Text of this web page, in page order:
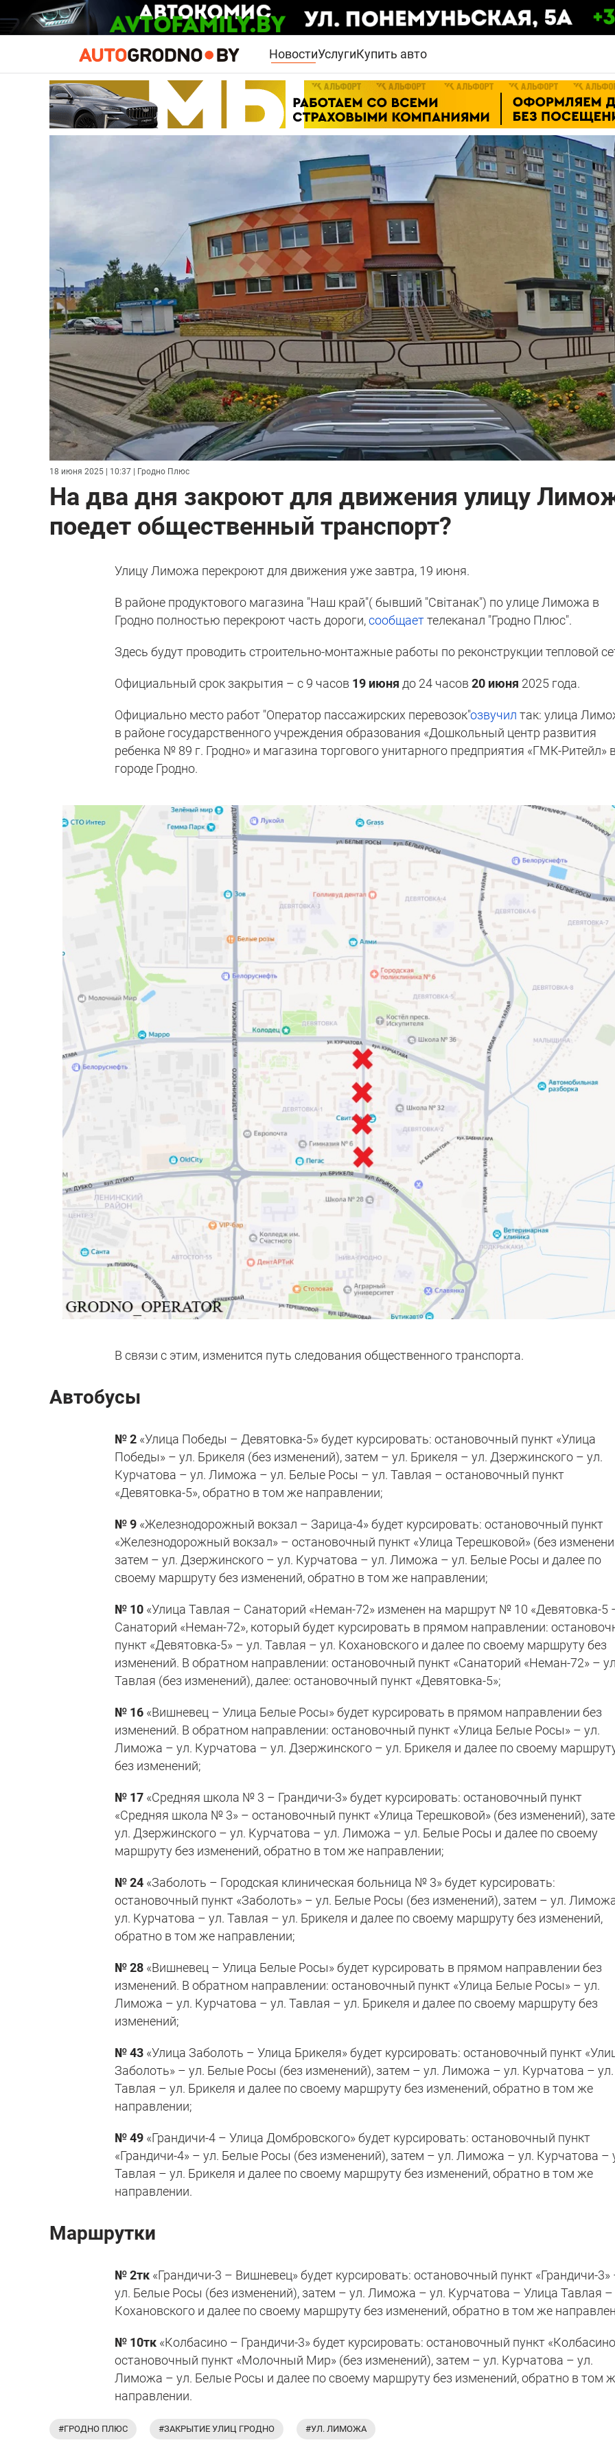
НовостиУслугиКупить авто
18 июня 2025 | 10:37 | Гродно Плюс
На два дня закроют для движения улицу
поедет общественный транспорт?
Улицу Лиможа перекроют для движения уже завтра, 19 июня.
В районе продуктового магазина "Наш край"( бывший "Свiтанак") по улице Лиможа в
Гродно полностью перекроют часть дороги,сообщаеттелеканал "Гродно Плюс".
Здесь будут проводить строительно-монтажные работы по реконструкции тепловой
Официальный срок закрытия – с 9 часов 19 июня до 24 часов20 июня 2025 года.
Официально место работ "Оператор пассажирских перевозок"озвучил так: улица
в районе государственного учреждения образования «Дошкольный центр развития
ребенка № 89 г. Гродно» и магазина торгового унитарного предприятия «ГМК-Ритейл» в
городе Гродно.
В связи с этим, изменится путь следования общественного транспорта.
Автобусы
№ 2 «Улица Победы – Девятовка-5» будет курсировать: остановочный пункт «Улица
Победы» – ул. Брикеля (без изменений), затем – ул. Брикеля – ул. Дзержинского – ул.
Курчатова – ул. Лиможа – ул. Белые Росы – ул. Тавлая – остановочный пункт
«Девятовка-5», обратно в том же направлении;
№ 9 «Железнодорожный вокзал – Зарица-4» будет курсировать: остановочный пункт
«Железнодорожный вокзал» – остановочный пункт «Улица Терешковой» (без
затем – ул. Дзержинского – ул. Курчатова – ул. Лиможа – ул. Белые Росы и далее по
своему маршруту без изменений, обратно в том же направлении;
№ 10 «Улица Тавлая – Санаторий «Неман-72» изменен на маршрут № 10 «Девятовка-5
Санаторий «Неман-72», который будет курсировать в прямом направлении:
пункт «Девятовка-5» – ул. Тавлая – ул. Кохановского и далее по своему маршруту без
изменений. В обратном направлении: остановочный пункт «Санаторий «Неман-72» –
Тавлая (без изменений), далее: остановочный пункт «Девятовка-5»;
№ 16 «Вишневец – Улица Белые Росы» будет курсировать в прямом направлении без
изменений. В обратном направлении: остановочный пункт «Улица Белые Росы» – ул.
Лиможа – ул. Курчатова – ул. Дзержинского – ул. Брикеля и далее по своему
без изменений;
№ 17 «Средняя школа № 3 – Грандичи-3» будет курсировать: остановочный пункт
«Средняя школа № 3» – остановочный пункт «Улица Терешковой» (без изменений),
ул. Дзержинского – ул. Курчатова – ул. Лиможа – ул. Белые Росы и далее по своему
маршруту без изменений, обратно в том же направлении;
№ 24 «Заболоть – Городская клиническая больница № 3» будет курсировать:
остановочный пункт «Заболоть» – ул. Белые Росы (без изменений), затем – ул.
ул. Курчатова – ул. Тавлая – ул. Брикеля и далее по своему маршруту без изменений,
обратно в том же направлении;
№ 28 «Вишневец – Улица Белые Росы» будет курсировать в прямом направлении без
изменений. В обратном направлении: остановочный пункт «Улица Белые Росы» – ул.
Лиможа – ул. Курчатова – ул. Тавлая – ул. Брикеля и далее по своему маршруту без
изменений;
№ 43 «Улица Заболоть – Улица Брикеля» будет курсировать: остановочный пункт
Заболоть» – ул. Белые Росы (без изменений), затем – ул. Лиможа – ул. Курчатова – ул.
Тавлая – ул. Брикеля и далее по своему маршруту без изменений, обратно в том же
направлении;
№ 49 «Грандичи-4 – Улица Домбровского» будет курсировать: остановочный пункт
«Грандичи-4» – ул. Белые Росы (без изменений), затем – ул. Лиможа – ул. Курчатова –
Тавлая – ул. Брикеля и далее по своему маршруту без изменений, обратно в том же
направлении.
Маршрутки
№ 2тк «Грандичи-3 – Вишневец» будет курсировать: остановочный пункт «Грандичи-3»
ул. Белые Росы (без изменений), затем – ул. Лиможа – ул. Курчатова – Улица Тавлая –
Кохановского и далее по своему маршруту без изменений, обратно в том же
№ 10тк «Колбасино – Грандичи-3» будет курсировать: остановочный пункт
остановочный пункт «Молочный Мир» (без изменений), затем – ул. Курчатова – ул.
Лиможа – ул. Белые Росы и далее по своему маршруту без изменений, обратно в том
направлении.
#ГРОДНО ПЛЮС #ЗАКРЫТИЕ УЛИЦ ГРОДНО #УЛ. ЛИМОЖА